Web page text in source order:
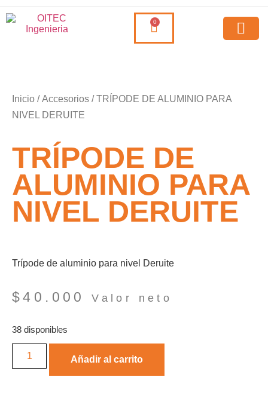
0
Inicio /Accesorios / TRÍPODE DE ALUMINIO PARA
NIVEL DERUITE
TRÍPODE DE
ALUMINIO PARA
NIVEL DERUITE
Trípode de aluminio para nivel Deruite
$40.000 Valor neto
38 disponibles
Añadir al carrito